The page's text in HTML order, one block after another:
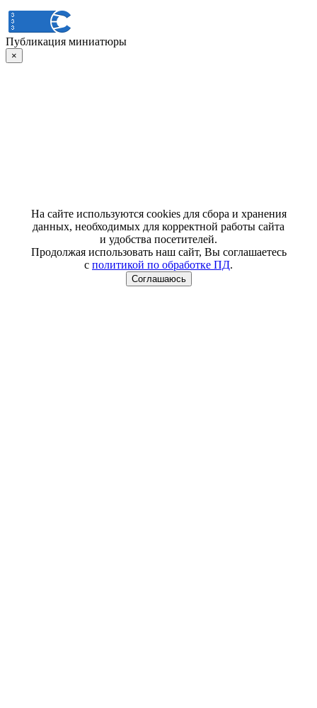
Публикация миниатюры
×
На сайте используются cookies для сбора и хранения
данных, необходимых для корректной работы сайта
и удобства посетителей.
Продолжая использовать наш сайт, Вы соглашаетесь
с политикой по обработке ПД.
Соглашаюсь